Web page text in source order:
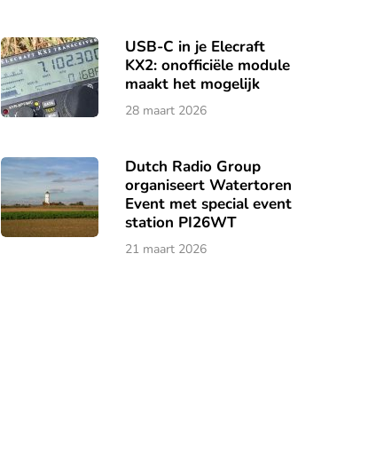
USB-C in je Elecraft
KX2: onofficiële module
maakt het mogelijk
28 maart 2026
Dutch Radio Group
organiseert Watertoren
Event met special event
station PI26WT
21 maart 2026